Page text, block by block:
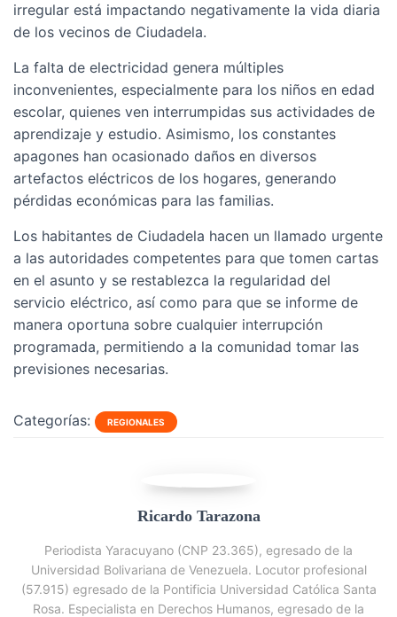
irregular está impactando negativamente la vida diaria
de los vecinos de Ciudadela.
La falta de electricidad genera múltiples
inconvenientes, especialmente para los niños en edad
escolar, quienes ven interrumpidas sus actividades de
aprendizaje y estudio. Asimismo, los constantes
apagones han ocasionado daños en diversos
artefactos eléctricos de los hogares, generando
pérdidas económicas para las familias.
Los habitantes de Ciudadela hacen un llamado urgente
a las autoridades competentes para que tomen cartas
en el asunto y se restablezca la regularidad del
servicio eléctrico, así como para que se informe de
manera oportuna sobre cualquier interrupción
programada, permitiendo a la comunidad tomar las
previsiones necesarias.
Categorías: REGIONALES
Ricardo Tarazona
Periodista Yaracuyano (CNP 23.365), egresado de la
Universidad Bolivariana de Venezuela. Locutor profesional
(57.915) egresado de la Pontificia Universidad Católica Santa
Rosa. Especialista en Derechos Humanos, egresado de la